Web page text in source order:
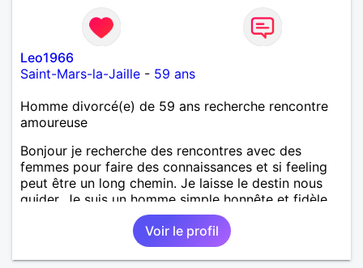
Leo1966
Saint-Mars-la-Jaille - 59 ans
Homme divorcé(e) de 59 ans recherche rencontre
amoureuse
Bonjour je recherche des rencontres avec des
femmes pour faire des connaissances et si feeling
peut être un long chemin. Je laisse le destin nous
guider. Je suis un homme simple honnête et fidèle.
Voir le profil